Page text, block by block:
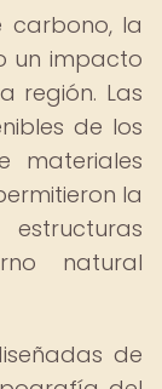
carbono, la
un impacto
región. Las
de los
materiales
la
natural
de